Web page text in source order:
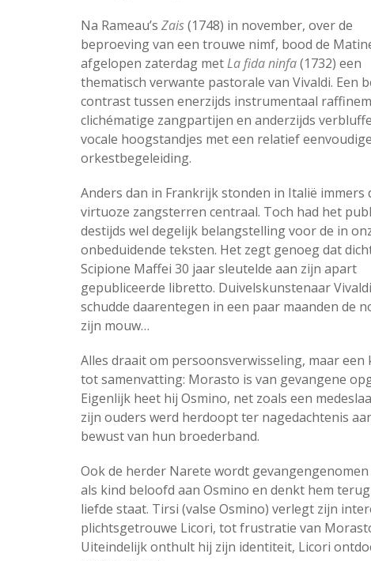
Na Rameau’s Zais(1748) in november, over de
beproeving van een trouwe nimf, bood de
afgelopen zaterdag metLa fida ninfa(1732) een
thematisch verwante pastorale van Vivaldi. Een
contrast tussen enerzijds instrumentaal
clichématige zangpartijen en anderzijds
vocale hoogstandjes met een relatief eenvoudige
orkestbegeleiding.
Anders dan in Frankrijk stonden in Italië immers
virtuoze zangsterren centraal. Toch had het
destijds wel degelijk belangstelling voor de in
onbeduidende teksten. Het zegt genoeg dat
Scipione Maffei 30 jaar sleutelde aan zijn apart
gepubliceerde libretto. Duivelskunstenaar Vivaldi
schudde daarentegen in een paar maanden de
zijn mouw…
Alles draait om persoonsverwisseling, maar
tot samenvatting: Morasto is van gevangene
Eigenlijk heet hij Osmino, net zoals een
zijn ouders werd herdoopt ter nagedachtenis
bewust van hun broederband.
Ook de herder Narete wordt
als kind beloofd aan Osmino en denkt hem
liefde staat. Tirsi (valse Osmino) verlegt zijn
plichtsgetrouwe Licori, tot frustratie van
Uiteindelijk onthult hij zijn identiteit, Licori